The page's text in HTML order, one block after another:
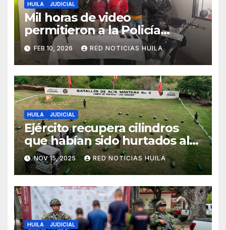
HUILA JUDICIAL
Mil horas de video
permitieron a la Policía
capturar a los implicados en
la bomba que cobró la vida
de dos personas en La Plata
FEB 10, 2026 RED NOTICIAS HUILA
HUILA JUDICIAL
Ejército recupera cilindros
que habían sido hurtados al
parecer para ser utilizados en
acciones terroristas.
NOV 15, 2025 RED NOTICIAS HUILA
HUILA JUDICIAL